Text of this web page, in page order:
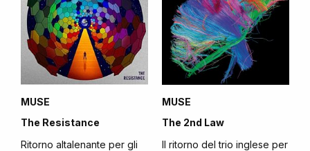
MUSE
The Resistance
Ritorno altalenante per gli
MUSE
The 2nd Law
Il ritorno del trio inglese per